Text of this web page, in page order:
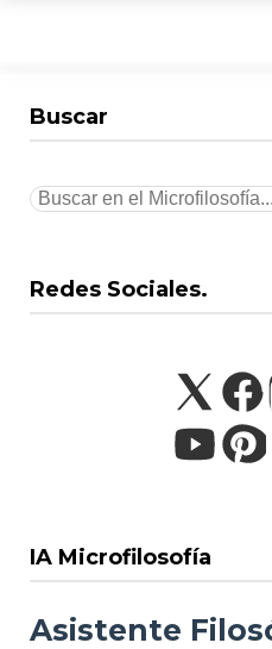
Buscar
Redes Sociales.
IA Microfilosofía
Asistente